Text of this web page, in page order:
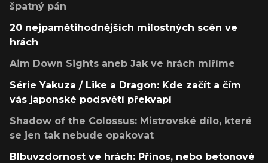
špatný pán
20 nejpamětihodnějších milostných scén ve
hrách
Aim Down Sights aneb Jak ve hrách míříme
Série Yakuza / Like a Dragon: Kde začít a čím
vás japonské podsvětí překvapí
Shadow of the Colossus: Mistrovské dílo, které
se jen tak nebude opakovat
Blbuvzdornost ve hrách: Přínos, nebo betonové